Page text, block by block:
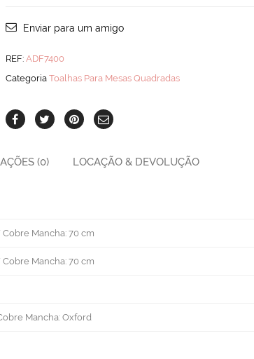
Qua
Enviar para um amigo
REF: ADF7400
Categoria Toalhas Para Mesas Quadradas
(0) LOCAÇÃO & DEVOLUÇÃO
Mancha: 70 cm
Mancha: 70 cm
Mancha: Oxford